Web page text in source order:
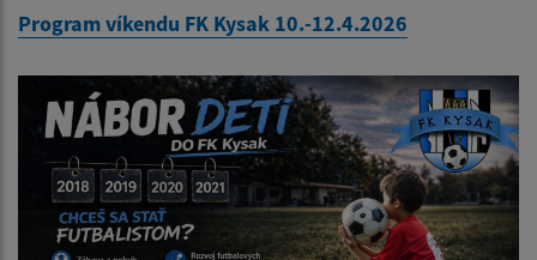
Program víkendu FK Kysak 10.-12.4.2026